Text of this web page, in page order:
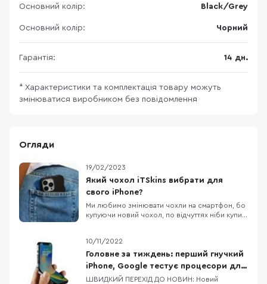
Основний колір: Black/Grey
Основний колір: Чорний
Гарантія: 14 дн.
* Характеристики та комплектація товару можуть
змінюватися виробником без повідомлення
Огляди
19/02/2023
Який чохол iTSkins вибрати для
свого iPhone?
Ми любимо змінювати чохли на смартфон, бо
купуючи новий чохол, по відчуттях ніби купив
неймовірно різноманітний. Дивитися картинки
чохлів на сайті звісно приємно, але краще
подивитись на них вживу, тому сьогодні
потестимо к
10/11/2022
Головне за тиждень: перший гнучкий
iPhone, Google тестує процесори для
Pixel 8/8 Pro, флагманський процесор
ШВИДКИЙ ПЕРЕХІД ДО НОВИН: Новий